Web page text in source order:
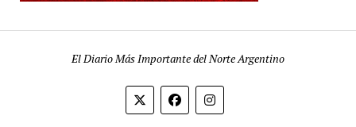
El Diario Más Importante del Norte Argentino